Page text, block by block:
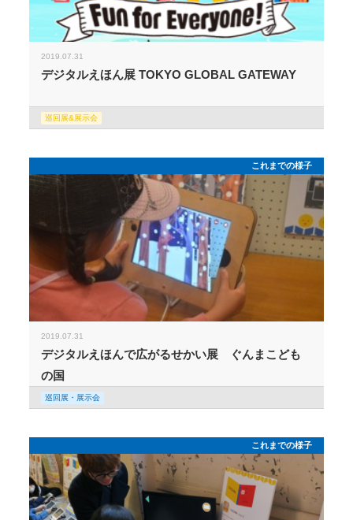
2019.07.31
デジタルえほん展 TOKYO GLOBAL GATEWAY
巡回展&展示会
これまでの様子
2019.07.31
デジタルえほんで広がるせかい展 ぐんまこども
の国
巡回展・展示会
これまでの様子